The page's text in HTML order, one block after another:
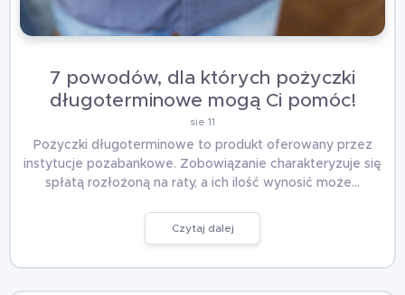
7 powodów, dla których pożyczki
długoterminowe mogą Ci pomóc!
sie 11
Pożyczki długoterminowe to produkt oferowany przez
instytucje pozabankowe. Zobowiązanie charakteryzuje się
spłatą rozłożoną na raty, a ich ilość wynosić może…
Czytaj dalej